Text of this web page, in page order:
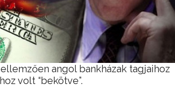
angol bankházak tagjaihoz
volt “bekötve”.